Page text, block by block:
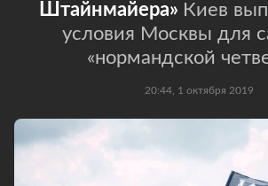
Штайнмайера» Киев
условия Москвы для
«нормандской
20:44, 1 октября 2019